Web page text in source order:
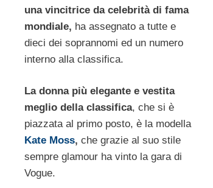
una vincitrice da celebrità di fama
mondiale, ha assegnato a tutte e
dieci dei soprannomi ed un numero
interno alla classifica.
La donna più elegante e vestita
meglio della classifica, che si è
piazzata al primo posto, è la modella
Kate Moss, che grazie al suo stile
sempre glamour ha vinto la gara di
Vogue.